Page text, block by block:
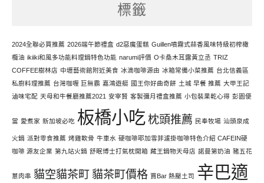
標籤
2024全聯必買推薦 2026端午節禮盒 d2惡魔蛋糕 Guillen噴霧式蒜香風味特級初榨橄
欖油 ikiiki和風多功能料理鍋特色功能 narumi評價 O卡桑木耳露黃立丞 TRIZ
COFFEE樹林店 中壢藝術館附近美食 冰滴咖啡源由 冰箱常備小菜推薦 台北信義區
私廚料理推薦 台灣咖喱 巨無霸 嘉鴻遊艇 國王你好曲奇餅 土城 早餐 推薦 大甲王記
滷味宅配 天母和牛餐廳推薦2021 安宰賢 客製彌月禮盒推薦 小包裝果乾心得 彭園便
當 愛煮家 新加坡必吃 板橋小吃枕頭推薦 民奉牧場 汕頭泉成
火鍋 派對零食推薦 烤雞軟骨 牛車水 硬咖啡耶加雪菲濾掛咖啡特色介紹 CAFEIN硬
咖啡 源友企業 第九站火鍋 舒眠博士打氣枕開箱 藏王鍋物天母店 諾曼第奶油 豬五花
蔥肉串 貓空貓茶町貓茶町價格 賈Bar 熱壓土司 辛巴適